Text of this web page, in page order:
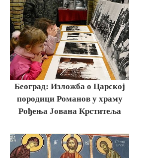
Београд: Изложба о Царској
породици Романов у храму
Рођења Јована Крститеља